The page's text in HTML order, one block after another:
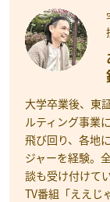
大学卒業後、東
ルティング事業
飛び回り、各地
ジャーを経験。
談も受け付けてい
TV番組「ええじ